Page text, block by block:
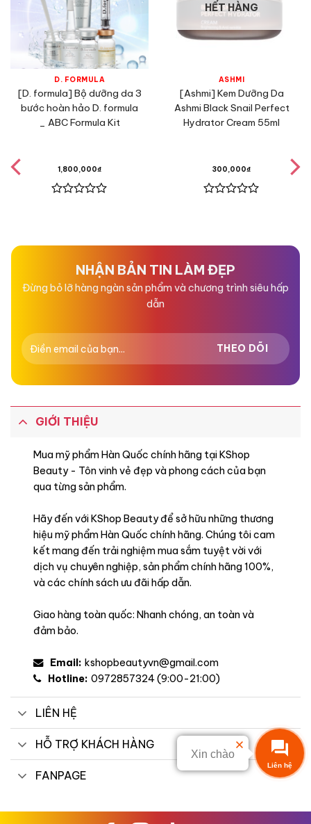
D. FORMULA
[D. formula] Bộ dưỡng da 3
bước hoàn hảo D. formula
_ ABC Formula Kit
1,800,000₫
5
HẾT HÀNG
ASHMI
[Ashmi] Kem Dưỡng Da
Ashmi Black Snail Perfect
Hydrator Cream 55ml
300,000₫
5
Liên hệ
Xin chào
NHẬN BẢN TIN LÀM ĐẸP
Đừng bỏ lỡ hàng ngàn sản phẩm và chương trình siêu hấp
dẫn
GIỚI THIỆU
Mua mỹ phẩm Hàn Quốc chính hãng tại KShop
Beauty - Tôn vinh vẻ đẹp và phong cách của bạn
qua từng sản phẩm.
Hãy đến với KShop Beauty để sở hữu những thương
hiệu mỹ phẩm Hàn Quốc chính hãng. Chúng tôi cam
kết mang đến trải nghiệm mua sắm tuyệt vời với
dịch vụ chuyên nghiệp, sản phẩm chính hãng 100%,
và các chính sách ưu đãi hấp dẫn.
Giao hàng toàn quốc: Nhanh chóng, an toàn và
đảm bảo.
Email: kshopbeautyvn@gmail.com
Hotline: 0972857324 (9:00-21:00)
LIÊN HỆ
HỖ TRỢ KHÁCH HÀNG
FANPAGE